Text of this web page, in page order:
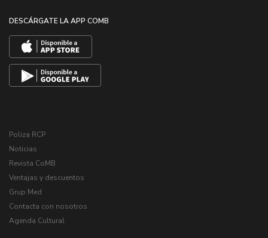
DESCÁRGATE LA APP COMB
Poliza RCP
Noticias
Revista CoMB
Ventajas y descuentos
Grup Med
Contacta con nosotros
Agenda Cultural